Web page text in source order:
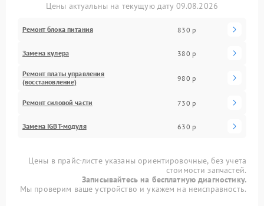
Цены актуальны на текущую дату 09.08.2026
Ремонт блока питания 830 р
Замена кулера 380 р
Ремонт платы управления
(восстановление)
980 р
Ремонт силовой части 730 р
Замена IGBT-модуля 630 р
Цены в прайс-листе указаны ориентировочные, без учета
стоимости запчастей.
Записывайтесь на бесплатную диагностику.
Мы проверим ваше устройство и укажем на неисправность.